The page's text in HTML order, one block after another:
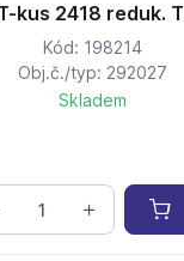
kus 2418 reduk.
Kód: 198214
Obj.č./typ: 292027
Skladem